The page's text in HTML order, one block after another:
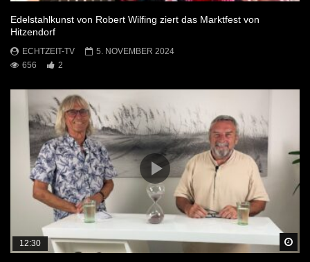
Edelstahlkunst von Robert Wilfing ziert das Marktfest von
Hitzendorf
ECHTZEIT-TV
5. NOVEMBER 2024
656
2
12:30